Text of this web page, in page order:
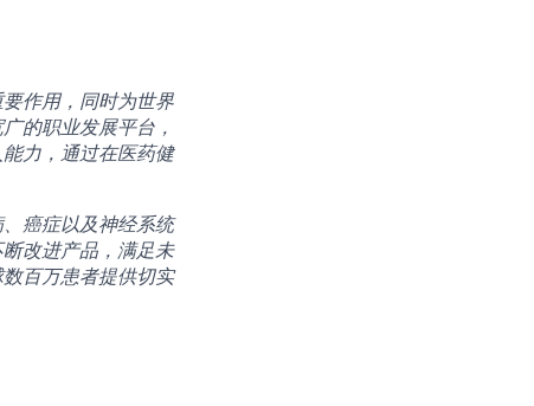
作用，同时为世界
的职业发展平台，
力，通过在医药健
癌症以及神经系统
改进产品，满足未
百万患者提供切实